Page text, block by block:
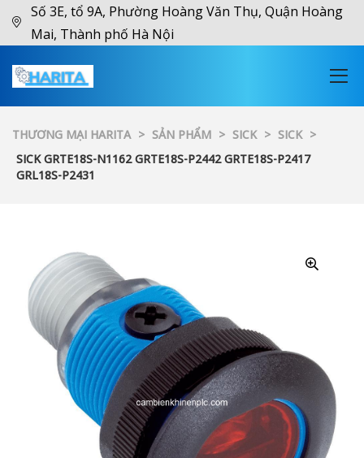
Số 3E, tổ 9A, Phường Hoàng Văn Thụ, Quận Hoàng
Mai, Thành phố Hà Nội
THƯƠNG MẠI HARITA > SẢN PHẨM > SICK > SICK >
SICK GRTE18S-N1162 GRTE18S-P2442 GRTE18S-P2417
GRL18S-P2431